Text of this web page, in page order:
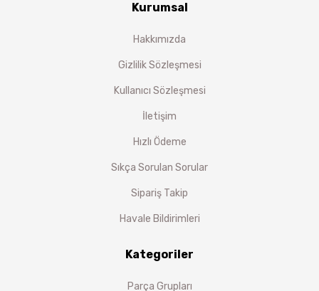
Kurumsal
Hakkımızda
Gizlilik Sözleşmesi
Kullanıcı Sözleşmesi
İletişim
Hızlı Ödeme
Sıkça Sorulan Sorular
Sipariş Takip
Havale Bildirimleri
Kategoriler
Parça Grupları